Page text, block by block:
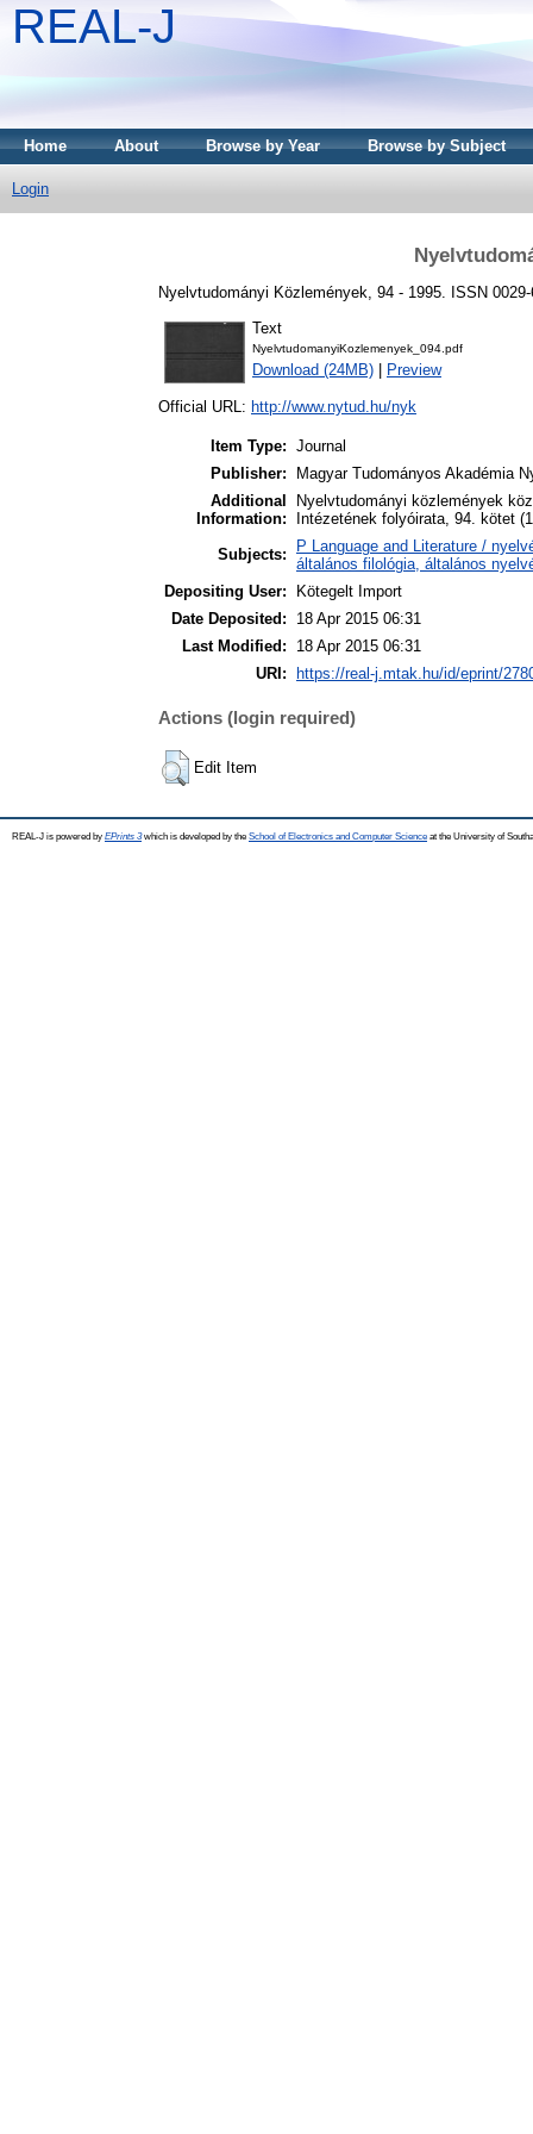
REAL-J
Home About Browse by Year Browse by Subject
Login
Nyelvtudományi Közlemények, 94 - 1995. ISSN 0029-
Text
NyelvtudomanyiKozlemenyek_094.pdf
Download (24MB) Preview
Official URL: http://www.nytud.hu/nyk
Item Type: Journal
Publisher:
Magyar Tudományos Akadémia
Additional
Information:
Nyelvtudományi közlemények
Intézetének folyóirata, 94. kötet
Subjects:
P Language and Literature /
általános filológia, általános
Depositing User:
Kötegelt Import
Date Deposited:
18 Apr 2015 06:31
Last Modified:
18 Apr 2015 06:31
URI:
https://real-j.mtak.hu/id/eprint/
Actions (login required)
Edit Item
REAL-J is powered by EPrints 3which is developed by the School of Electronics and Computer Science at the University of